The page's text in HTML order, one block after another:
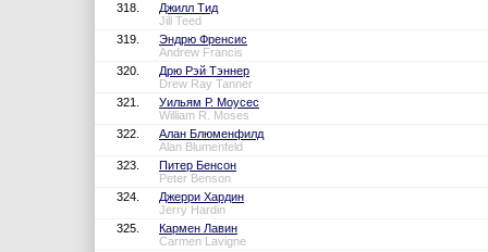
318.
Джилл Тид
Jill Teed
319.
Эндрю Френсис
Andrew Francis
320.
Дрю Рэй Тэннер
Drew Ray Tanner
321.
Уильям Р. Моусес
William R. Moses
322.
Алан Блюменфилд
Alan Blumenfeld
323.
Питер Бенсон
Peter Benson
324.
Джерри Хардин
Jerry Hardin
325.
Кармен Лавин
Carmen Lavigne